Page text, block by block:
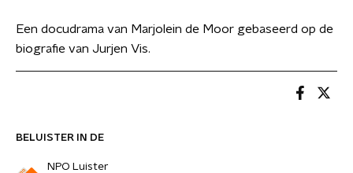
BELUISTER IN DE
NPO Luister
Een docudrama van Marjolein de Moor gebaseerd op de
biografie van Jurjen Vis.